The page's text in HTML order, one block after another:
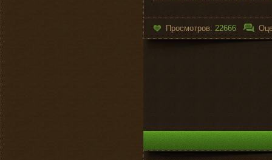
Просмотров: 22666